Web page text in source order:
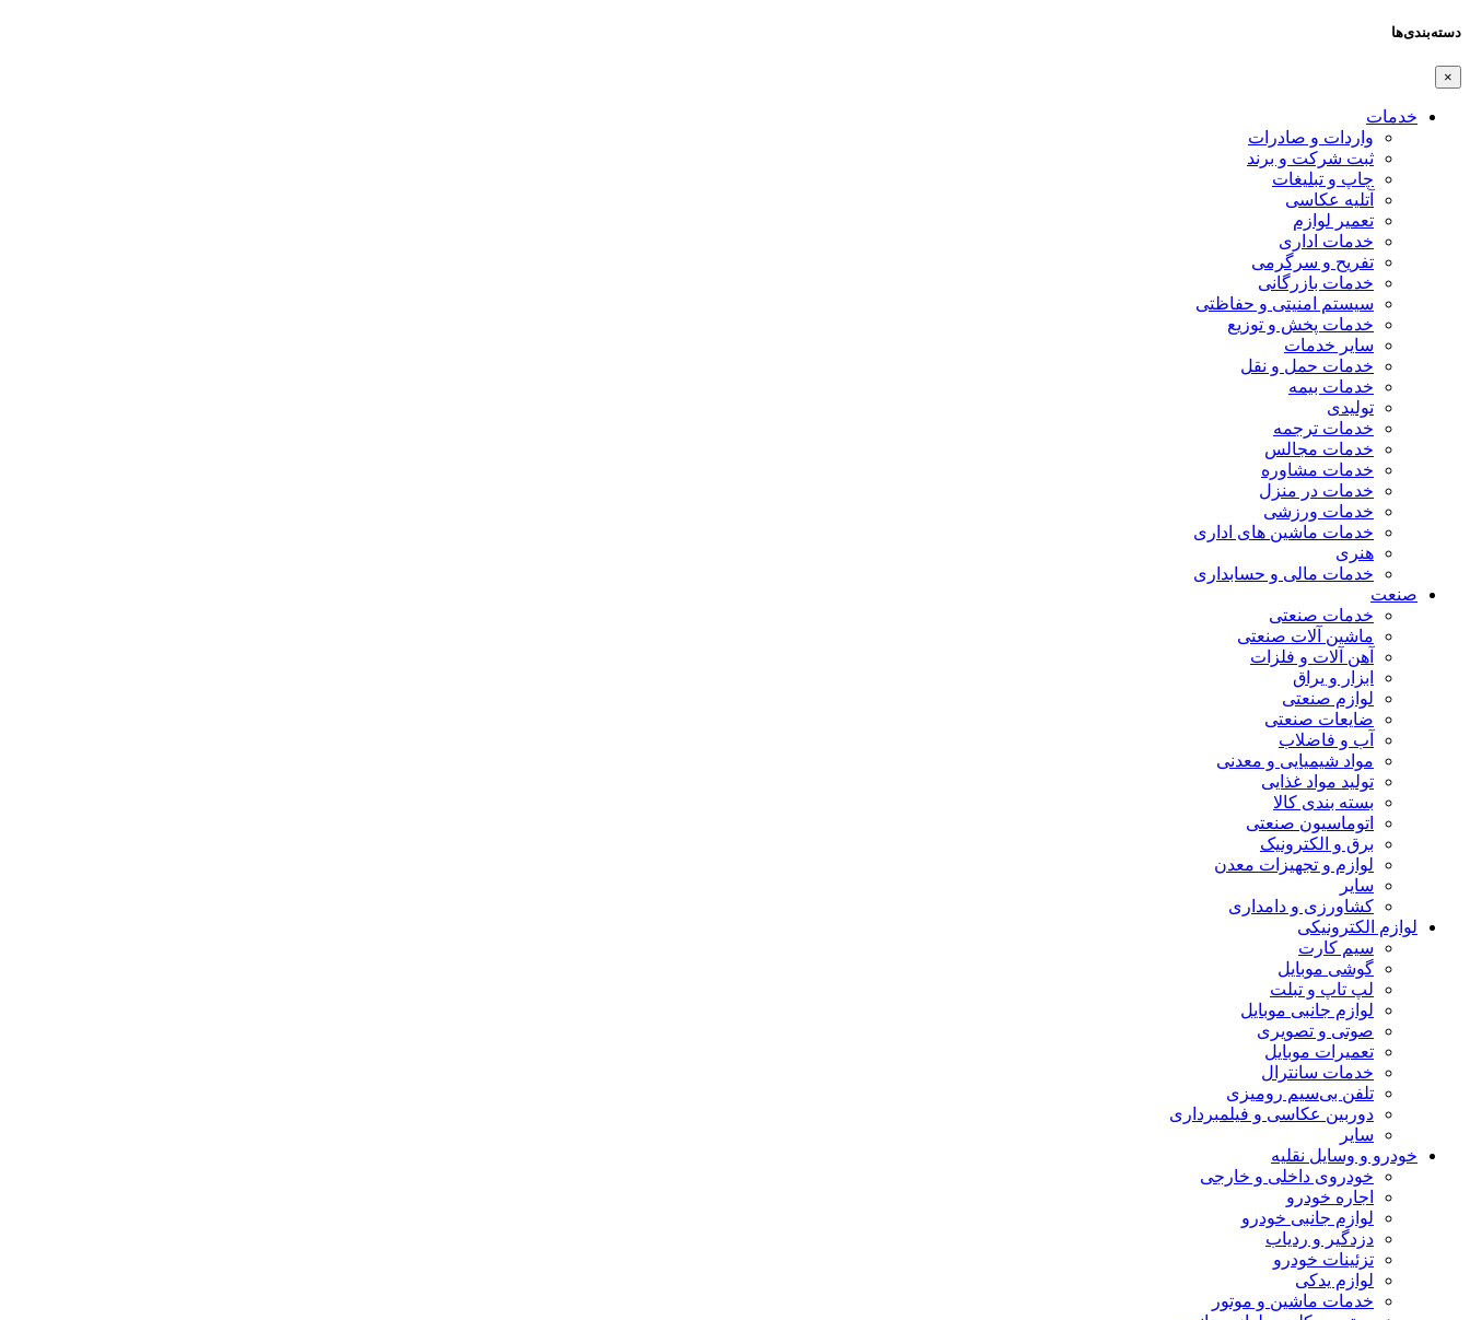
دسته‌بندی‌ها
×
خدمات
واردات و صادرات
ثبت شرکت و برند
چاپ و تبلیغات
آتلیه عکاسی
تعمیر لوازم
خدمات اداری
تفریح و سرگرمی
خدمات بازرگانی
سیستم امنیتی و حفاظتی
خدمات پخش و توزیع
سایر خدمات
خدمات حمل و نقل
خدمات بیمه
تولیدی
خدمات ترجمه
خدمات مجالس
خدمات مشاوره
خدمات در منزل
خدمات ورزشی
خدمات ماشین های اداری
هنری
خدمات مالی و حسابداری
صنعت
خدمات صنعتی
ماشین آلات صنعتی
آهن آلات و فلزات
ابزار و یراق
لوازم صنعتی
ضایعات صنعتی
آب و فاضلاب
مواد شیمیایی و معدنی
تولید مواد غذایی
بسته بندی کالا
اتوماسیون صنعتی
برق و الکترونیک
لوازم و تجهیزات معدن
سایر
کشاورزی و دامداری
لوازم الکترونیکی
سیم کارت
گوشی موبایل
لپ تاپ و تبلت
لوازم جانبی موبایل
صوتی و تصویری
تعمیرات موبایل
خدمات سانترال
تلفن بی‌سیم رومیزی
دوربین عکاسی و فیلمبرداری
سایر
خودرو و وسایل نقلیه
خودروی داخلی و خارجی
اجاره خودرو
لوازم جانبی خودرو
دزدگیر و ردیاب
تزئینات خودرو
لوازم یدکی
خدمات ماشین و موتور